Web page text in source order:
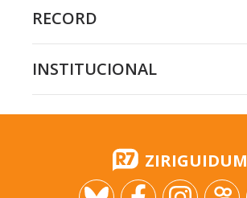
RECORD
INSTITUCIONAL
ZIRIGUIDUM